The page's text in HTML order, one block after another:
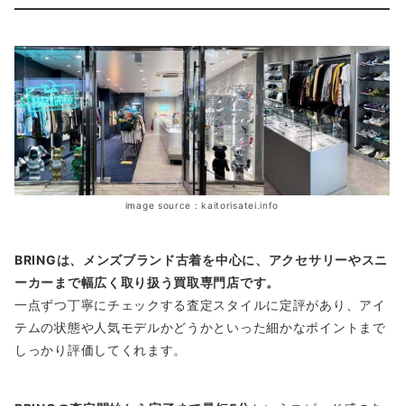
image source : kaitorisatei.info
BRINGは、メンズブランド古着を中心に、アクセサリーやスニ
ーカーまで幅広く取り扱う買取専門店です。
一点ずつ丁寧にチェックする査定スタイルに定評があり、アイ
テムの状態や人気モデルかどうかといった細かなポイントまで
しっかり評価してくれます。